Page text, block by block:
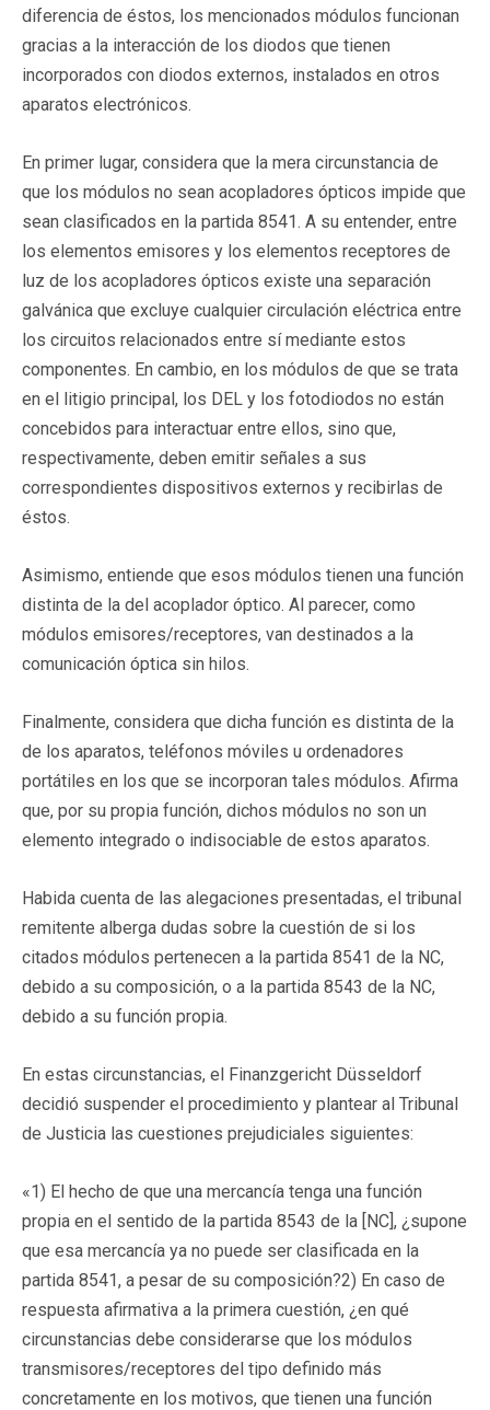
diferencia de éstos, los mencionados módulos funcionan
gracias a la interacción de los diodos que tienen
incorporados con diodos externos, instalados en otros
aparatos electrónicos.
En primer lugar, considera que la mera circunstancia de
que los módulos no sean acopladores ópticos impide que
sean clasificados en la partida 8541. A su entender, entre
los elementos emisores y los elementos receptores de
luz de los acopladores ópticos existe una separación
galvánica que excluye cualquier circulación eléctrica entre
los circuitos relacionados entre sí mediante estos
componentes. En cambio, en los módulos de que se trata
en el litigio principal, los DEL y los fotodiodos no están
concebidos para interactuar entre ellos, sino que,
respectivamente, deben emitir señales a sus
correspondientes dispositivos externos y recibirlas de
éstos.
Asimismo, entiende que esos módulos tienen una función
distinta de la del acoplador óptico. Al parecer, como
módulos emisores/receptores, van destinados a la
comunicación óptica sin hilos.
Finalmente, considera que dicha función es distinta de la
de los aparatos, teléfonos móviles u ordenadores
portátiles en los que se incorporan tales módulos. Afirma
que, por su propia función, dichos módulos no son un
elemento integrado o indisociable de estos aparatos.
Habida cuenta de las alegaciones presentadas, el tribunal
remitente alberga dudas sobre la cuestión de si los
citados módulos pertenecen a la partida 8541 de la NC,
debido a su composición, o a la partida 8543 de la NC,
debido a su función propia.
En estas circunstancias, el Finanzgericht Düsseldorf
decidió suspender el procedimiento y plantear al Tribunal
de Justicia las cuestiones prejudiciales siguientes:
«1) El hecho de que una mercancía tenga una función
propia en el sentido de la partida 8543 de la [NC], ¿supone
que esa mercancía ya no puede ser clasificada en la
partida 8541, a pesar de su composición?2) En caso de
respuesta afirmativa a la primera cuestión, ¿en qué
circunstancias debe considerarse que los módulos
transmisores/receptores del tipo definido más
concretamente en los motivos, que tienen una función